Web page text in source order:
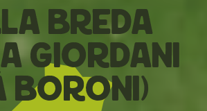
Breda
Giordani
Boroni)